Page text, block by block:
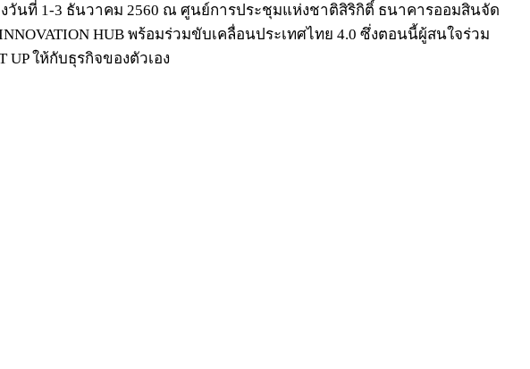
งวันที่ 1-3 ธันวาคม 2560 ณ ศูนย์การประชุมแห่งชาติสิริกิติ์ ธนาคารออมสินจัด
HUB พร้อมร่วมขับเคลื่อนประเทศไทย 4.0 ซึ่งตอนนี้ผู้สนใจร่วม
ให้กับธุรกิจของตัวเอง